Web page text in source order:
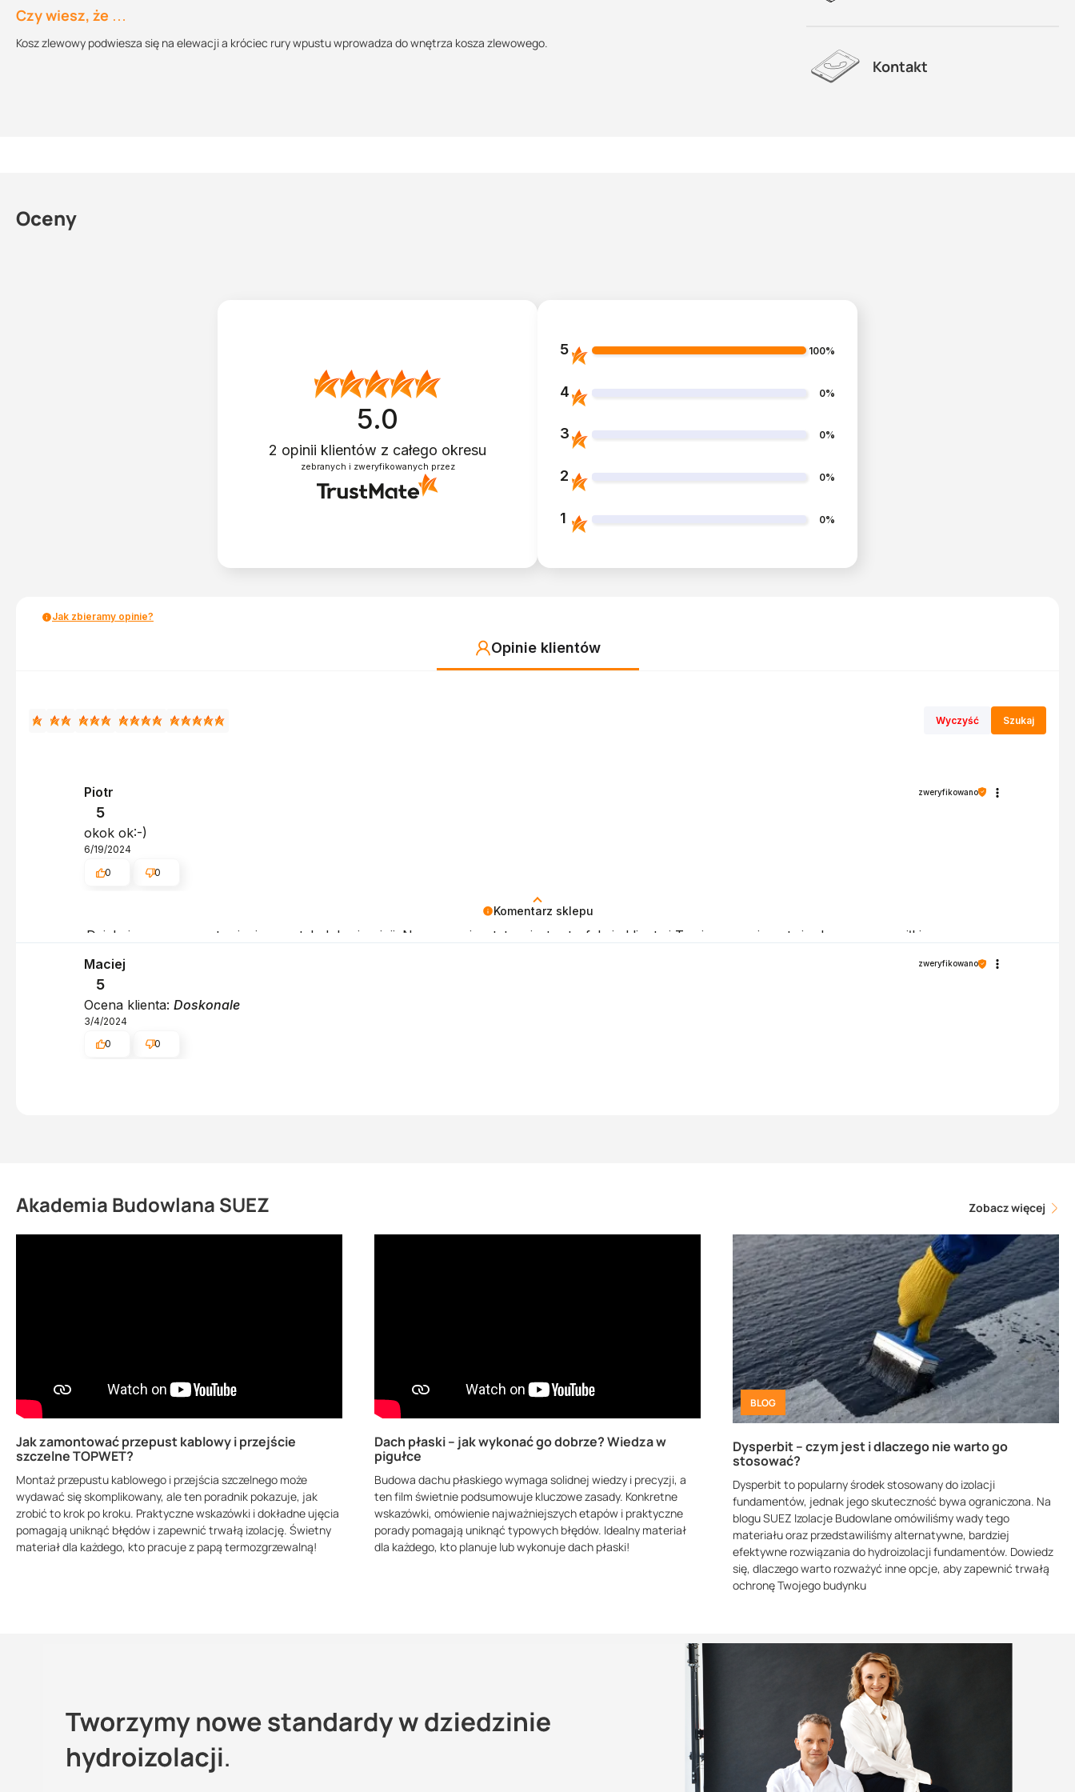
Czy wiesz, że …
Kosz zlewowy podwiesza się na elewacji a króciec rury wpustu wprowadza do wnętrza kosza zlewowego.
Kontakt
Oceny
5.0
2 opinii klientów z całego okresu
zebranych i zweryfikowanych przez
5 100%
4 0%
3 0%
2 0%
1 0%
Jak zbieramy opinie?
Opinie klientów
Wyczyść Szukaj
Komentarz sklepu
Dziękujemy za pozostawienie nam tak dobrej opinii. Naszym priorytetem jest satysfakcja klienta i Twoja recenzja potwierdza nasze wysiłki -
Piotr zweryfikowano
5
okok ok:-)
6/19/2024
0
0
Maciej zweryfikowano
5
Ocena klienta:Doskonale
3/4/2024
0
0
Akademia Budowlana SUEZ Zobacz więcej
Jak zamontować przepust kablowy i przejście
szczelne TOPWET?
Montaż przepustu kablowego i przejścia szczelnego może
wydawać się skomplikowany, ale ten poradnik pokazuje, jak
zrobić to krok po kroku. Praktyczne wskazówki i dokładne ujęcia
pomagają uniknąć błędów i zapewnić trwałą izolację. Świetny
materiał dla każdego, kto pracuje z papą termozgrzewalną!
Dach płaski – jak wykonać go dobrze? Wiedza w
pigułce
Budowa dachu płaskiego wymaga solidnej wiedzy i precyzji, a
ten film świetnie podsumowuje kluczowe zasady. Konkretne
wskazówki, omówienie najważniejszych etapów i praktyczne
porady pomagają uniknąć typowych błędów. Idealny materiał
dla każdego, kto planuje lub wykonuje dach płaski!
BLOG
Dysperbit – czym jest i dlaczego nie warto go
stosować?
Dysperbit to popularny środek stosowany do izolacji
fundamentów, jednak jego skuteczność bywa ograniczona. Na
blogu SUEZ Izolacje Budowlane omówiliśmy wady tego
materiału oraz przedstawiliśmy alternatywne, bardziej
efektywne rozwiązania do hydroizolacji fundamentów. Dowiedz
się, dlaczego warto rozważyć inne opcje, aby zapewnić trwałą
ochronę Twojego budynku